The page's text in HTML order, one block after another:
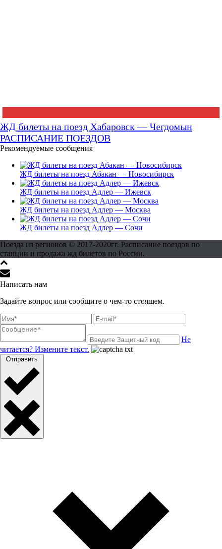
ЖД билеты на поезд Хабаровск — Чегдомын
РАСПИСАНИЕ ПОЕЗДОВ
Рекомендуемые сообщения
ЖД билеты на поезд Абакан — Новосибирск
ЖД билеты на поезд Адлер — Ижевск
ЖД билеты на поезд Адлер — Москва
ЖД билеты на поезд Адлер — Сочи
Поезда из регионов © 2017-2020гг. Расписание поездов по
станции и продажа жд билетов по России.
Написать нам
Задайте вопрос или сообщите о чем-то стоящем.
Не
читается? Измените текст.
Отправить